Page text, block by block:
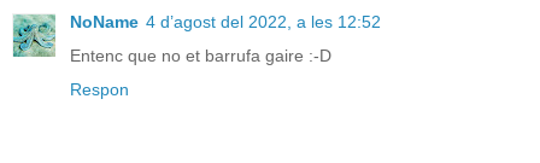
NoName 4 d’agost del 2022, a les 12:52
Entenc que no et barrufa gaire :-D
Respon